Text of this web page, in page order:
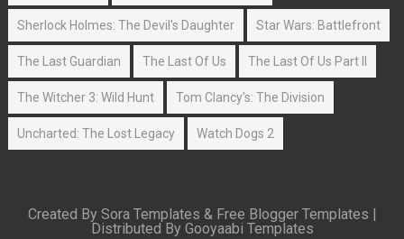
Sherlock Holmes: The Devil's Daughter Star Wars: Battlefront
The Last Guardian The Last Of Us The Last Of Us Part II
The Witcher 3: Wild Hunt Tom Clancy's: The Division
Uncharted: The Lost Legacy Watch Dogs 2
Created By Sora Templates & Free Blogger Templates |
Distributed By Gooyaabi Templates